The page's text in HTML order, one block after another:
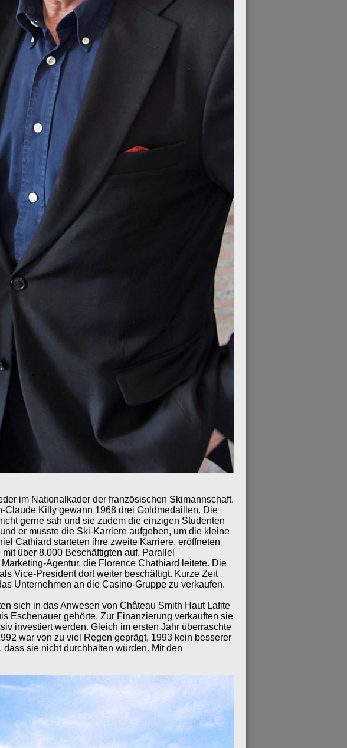
im Nationalkader der französischen Skimannschaft.
Claude Killy gewann 1968 drei Goldmedaillen. Die
gerne sah und sie zudem die einzigen Studenten
er musste die Ski-Karriere aufgeben, um die kleine
Cathiard starteten ihre zweite Karriere, eröffneten
über 8.000 Beschäftigten auf. Parallel
Agentur, die Florence Chathiard leitete. Die
Vice-President dort weiter beschäftigt. Kurze Zeit
Unternehmen an die Casino-Gruppe zu verkaufen.
sich in das Anwesen von Château Smith Haut Lafite
Eschenauer gehörte. Zur Finanzierung verkauften sie
investiert werden. Gleich im ersten Jahr überraschte
war von zu viel Regen geprägt, 1993 kein besserer
sie nicht durchhalten würden. Mit den